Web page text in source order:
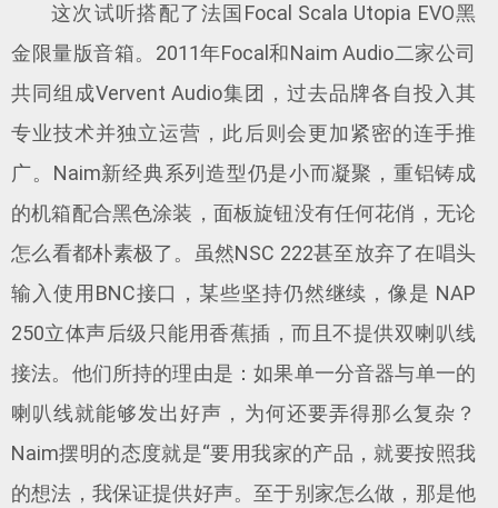
这次试听搭配了法国Focal Scala Utopia EVO黑
金限量版音箱。2011年Focal和Naim Audio二家公司
共同组成Vervent Audio集团，过去品牌各自投入其
专业技术并独立运营，此后则会更加紧密的连手推
广。Naim新经典系列造型仍是小而凝聚，重铝铸成
的机箱配合黑色涂装，面板旋钮没有任何花俏，无论
怎么看都朴素极了。虽然NSC 222甚至放弃了在唱头
输入使用BNC接口，某些坚持仍然继续，像是 NAP
250立体声后级只能用香蕉插，而且不提供双喇叭线
接法。他们所持的理由是：如果单一分音器与单一的
喇叭线就能够发出好声，为何还要弄得那么复杂？
Naim摆明的态度就是“要用我家的产品，就要按照我
的想法，我保证提供好声。至于别家怎么做，那是他